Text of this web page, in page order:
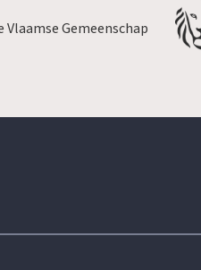
Gemeenschap